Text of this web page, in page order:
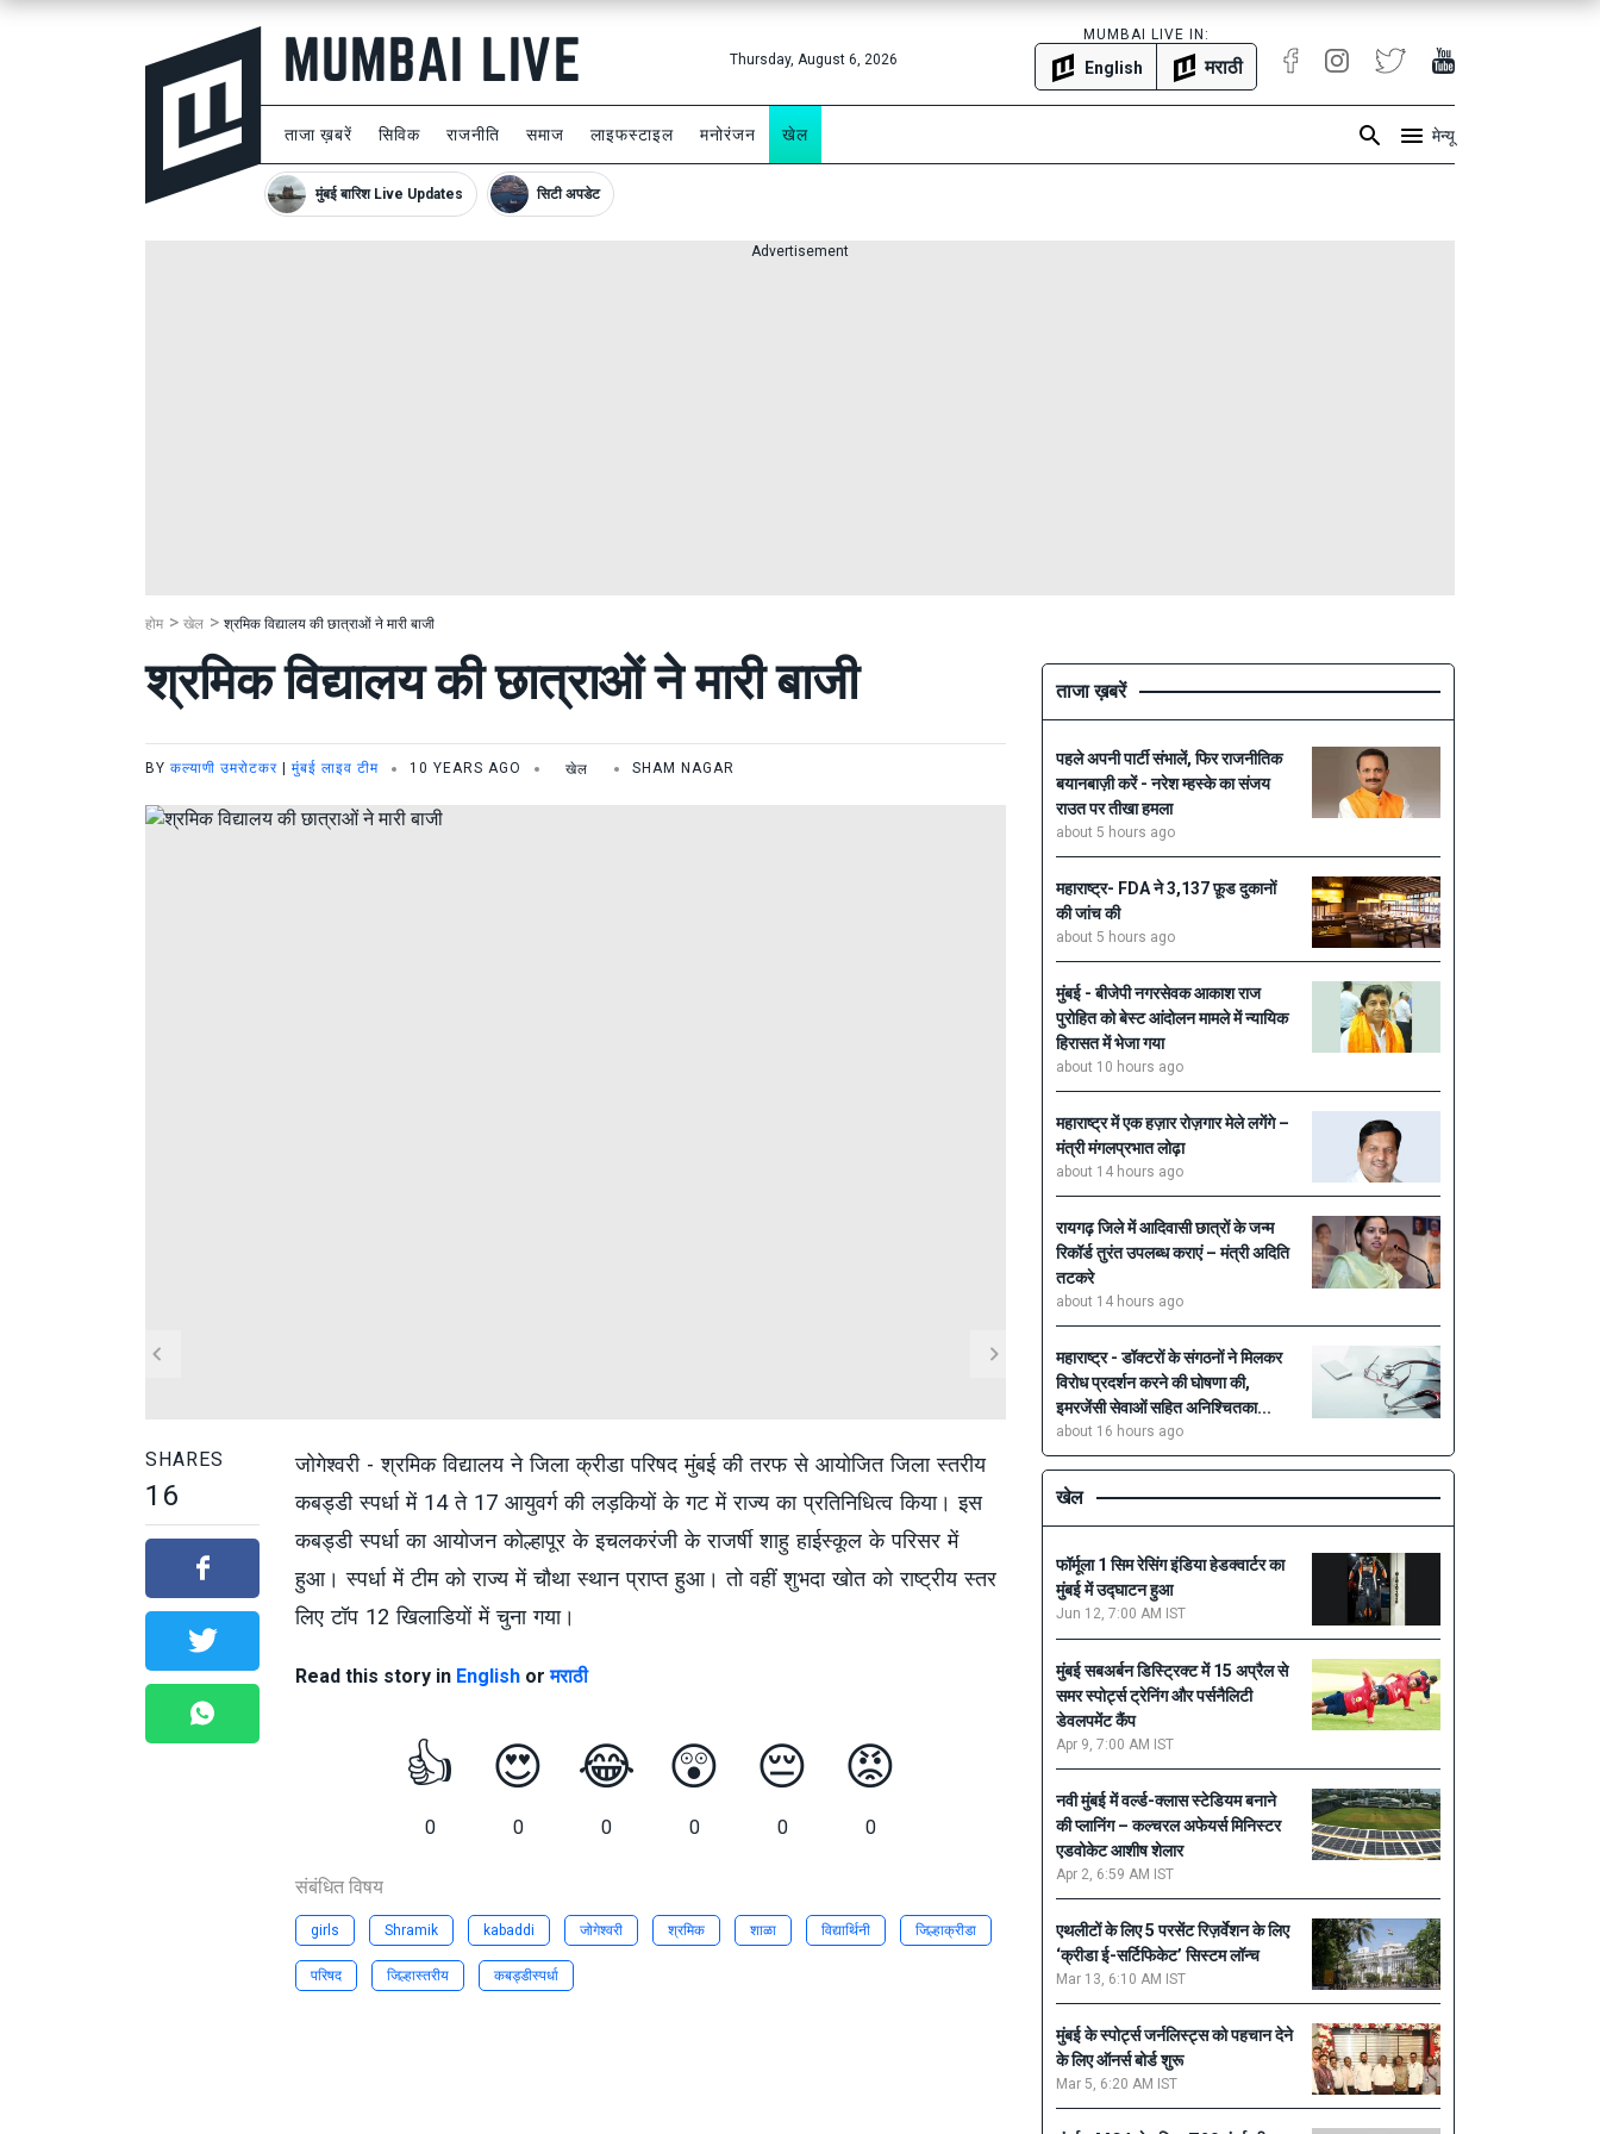
Thursday, August 6, 2026
MUMBAI LIVE IN:
English मराठी
ताजा ख़बरें सिविक राजनीति समाज लाइफस्टाइल मनोरंजन खेल मेन्यू
मुंबई बारिश Live Updates सिटी अपडेट
Advertisement
होम खेल श्रमिक विद्यालय की छात्राओं ने मारी बाजी
श्रमिक विद्यालय की छात्राओं ने मारी बाजी
BY कल्याणी उमरोटकर मुंबई लाइव टीम 10 YEARS AGO खेल SHAM NAGAR
SHARES
16
जोगेश्वरी - श्रमिक विद्यालय ने जिला क्रीडा परिषद मुंबई की तरफ से आयोजित जिला स्तरीय
कबड्डी स्पर्धा में 14 ते 17 आयुवर्ग की लड़कियों के गट में राज्य का प्रतिनिधित्व किया। इस
कबड्डी स्पर्धा का आयोजन कोल्हापूर के इचलकरंजी के राजर्षी शाहु हाईस्कूल के परिसर में
हुआ। स्पर्धा में टीम को राज्य में चौथा स्थान प्राप्त हुआ। तो वहीं शुभदा खोत को राष्ट्रीय स्तर
लिए टॉप 12 खिलाडियों में चुना गया।
Read this story in Englishorमराठी
👍
0
😍
0
😂
0
😲
0
😔
0
😡
0
संबंधित विषय
girls Shramik kabaddi जोगेश्वरी श्रमिक शाळा विद्यार्थिनी जिल्हाक्रीडा
परिषद जिल्हास्तरीय कबड्डीस्पर्धा
ताजा ख़बरें
पहले अपनी पार्टी संभालें, फिर राजनीतिक
बयानबाज़ी करें - नरेश म्हस्के का संजय
राउत पर तीखा हमला
about 5 hours ago
महाराष्ट्र- FDA ने 3,137 फ़ूड दुकानों
की जांच की
about 5 hours ago
मुंबई - बीजेपी नगरसेवक आकाश राज
पुरोहित को बेस्ट आंदोलन मामले में न्यायिक
हिरासत में भेजा गया
about 10 hours ago
महाराष्ट्र में एक हज़ार रोज़गार मेले लगेंगे –
मंत्री मंगलप्रभात लोढ़ा
about 14 hours ago
रायगढ़ जिले में आदिवासी छात्रों के जन्म
रिकॉर्ड तुरंत उपलब्ध कराएं – मंत्री अदिति
तटकरे
about 14 hours ago
महाराष्ट्र - डॉक्टरों के संगठनों ने मिलकर
विरोध प्रदर्शन करने की घोषणा की,
इमरजेंसी सेवाओं सहित अनिश्चितका...
about 16 hours ago
खेल
फॉर्मूला 1 सिम रेसिंग इंडिया हेडक्वार्टर का
मुंबई में उद्घाटन हुआ
Jun 12, 7:00 AM IST
मुंबई सबअर्बन डिस्ट्रिक्ट में 15 अप्रैल से
समर स्पोर्ट्स ट्रेनिंग और पर्सनैलिटी
डेवलपमेंट कैंप
Apr 9, 7:00 AM IST
नवी मुंबई में वर्ल्ड-क्लास स्टेडियम बनाने
की प्लानिंग – कल्चरल अफेयर्स मिनिस्टर
एडवोकेट आशीष शेलार
Apr 2, 6:59 AM IST
एथलीटों के लिए 5 परसेंट रिज़र्वेशन के लिए
‘क्रीडा ई-सर्टिफिकेट’ सिस्टम लॉन्च
Mar 13, 6:10 AM IST
मुंबई के स्पोर्ट्स जर्नलिस्ट्स को पहचान देने
के लिए ऑनर्स बोर्ड शुरू
Mar 5, 6:20 AM IST